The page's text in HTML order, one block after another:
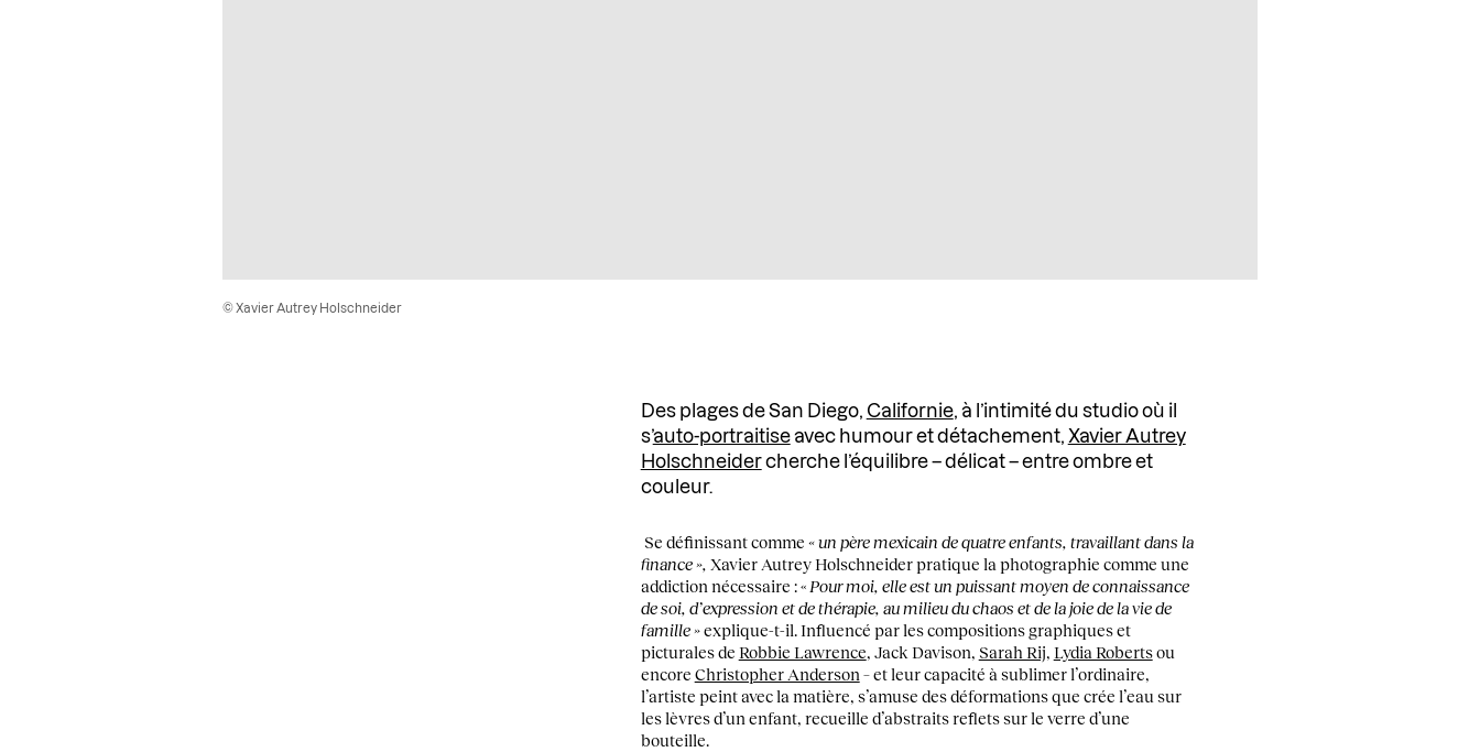
© Xavier Autrey Holschneider
Des plages de San Diego, Californie, à l’intimité du studio où il
s’auto-portraitiseavec humour et détachement, Xavier Autrey
Holschneidercherche l’équilibre – délicat – entre ombre et
couleur.
Se définissant comme « un père mexicain de quatre enfants, travaillant dans la
finance », Xavier Autrey Holschneider pratique la photographie comme une
addiction nécessaire : « Pour moi, elle est un puissant moyen de connaissance
de soi, d’expression et de thérapie, au milieu du chaos et de la joie de la vie de
famille »explique-t-il. Influencé par les compositions graphiques et
picturales de Robbie Lawrence, Jack Davison, Sarah Rij, Lydia Robertsou
encore Christopher Anderson – et leur capacité à sublimer l’ordinaire,
l’artiste peint avec la matière, s’amuse des déformations que crée l’eau sur
les lèvres d’un enfant, recueille d’abstraits reflets sur le verre d’une
bouteille.